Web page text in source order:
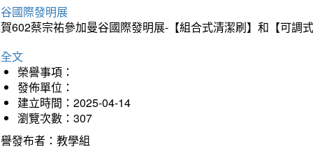
國際發明展
602蔡宗祐參加曼谷國際發明展-【組合式清潔刷】和【可調
文
榮譽事項：
發佈單位：
建立時間：2025-04-14
瀏覽次數：307
發布者：教學組